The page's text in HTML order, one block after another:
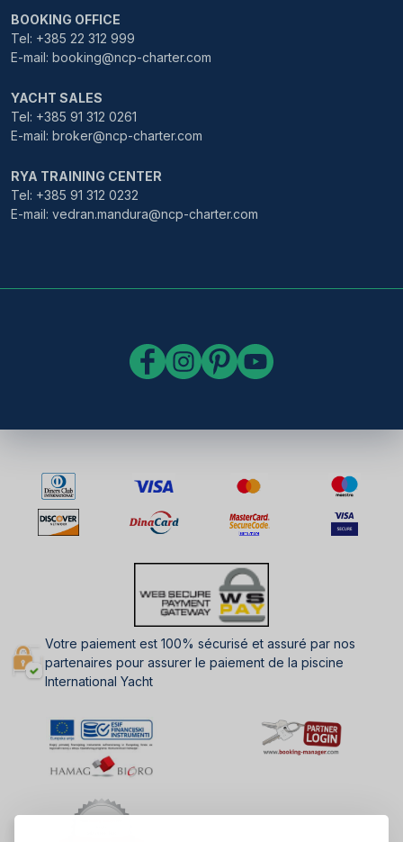
BOOKING OFFICE
Tel: +385 22 312 999
E-mail: booking@ncp-charter.com
YACHT SALES
Tel: +385 91 312 0261
E-mail: broker@ncp-charter.com
RYA TRAINING CENTER
Tel: +385 91 312 0232
E-mail: vedran.mandura@ncp-charter.com
Votre paiement est 100% sécurisé et assuré par nos
partenaires pour assurer le paiement de la piscine
International Yacht